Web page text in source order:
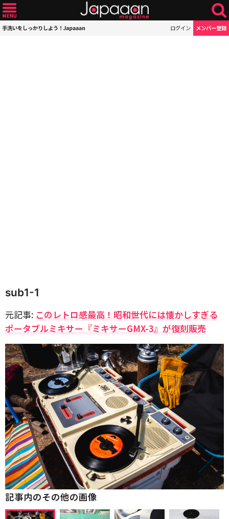
手洗いをしっかりしよう！Japaaan ログイン メンバー登録
sub1-1
元記事: このレトロ感最高！昭和世代には懐かしすぎる
ポータブルミキサー『ミキサーGMX-3』が復刻販売
記事内のその他の画像